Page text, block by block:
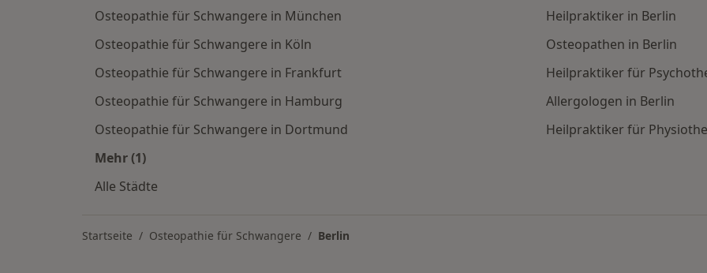
Osteopathie für Schwangere in München
Osteopathie für Schwangere in Köln
Osteopathie für Schwangere in Frankfurt
Osteopathie für Schwangere in Hamburg
Osteopathie für Schwangere in Dortmund
Mehr (1)
Alle Städte
Heilpraktiker in Berlin
Osteopathen in Berlin
Heilpraktiker für
Allergologen in Berlin
Heilpraktiker für
Startseite Osteopathie für Schwangere Berlin